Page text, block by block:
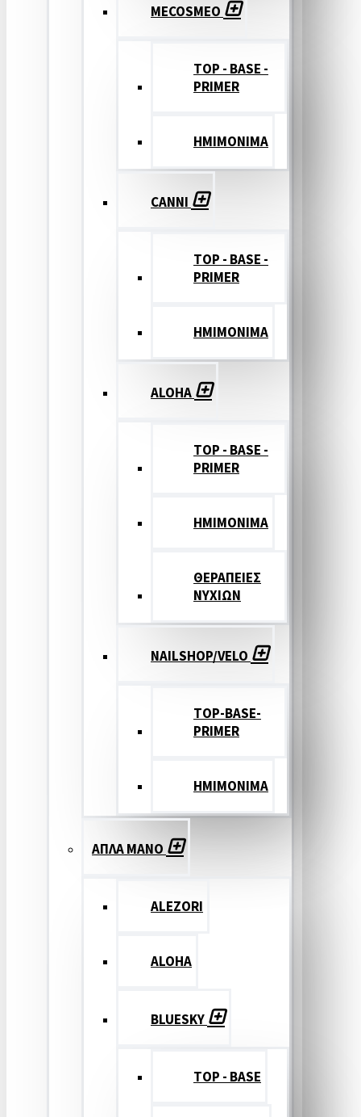
MECOSMEO
TOP - BASE -
PRIMER
ΗΜΙΜΟΝΙΜΑ
CANNI
TOP - BASE -
PRIMER
ΗΜΙΜΟΝΙΜΑ
ALOHA
TOP - BASE -
PRIMER
ΗΜΙΜΟΝΙΜΑ
ΘΕΡΑΠΕΙΕΣ
ΝΥΧΙΩΝ
NAILSHOP/VELO
TOP-BASE-
PRIMER
ΗΜΙΜΟΝΙΜΑ
ΑΠΛΑ ΜΑΝΟ
ALEZORI
ALOHA
BLUESKY
TOP - BASE